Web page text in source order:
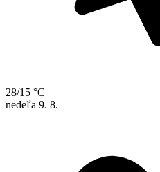
28/15 °C
nedeľa 9. 8.